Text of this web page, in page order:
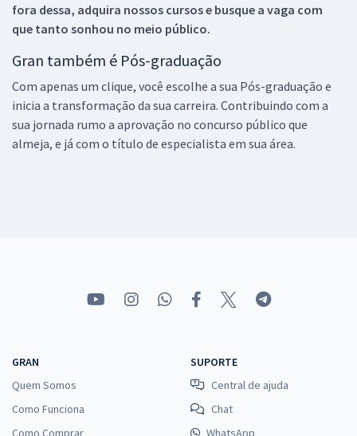
fora dessa, adquira nossos cursos e busque a vaga com
que tanto sonhou no meio público.
Gran também é Pós-graduação
Com apenas um clique, você escolhe a sua Pós-graduação e
inicia a transformação da sua carreira. Contribuindo com a
sua jornada rumo a aprovação no concurso público que
almeja, e já com o título de especialista em sua área.
GRAN
Quem Somos
Como Funciona
Como Comprar
SUPORTE
Central de ajuda
Chat
WhatsApp